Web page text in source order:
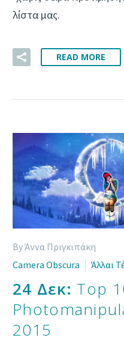
λίστα μας.
READ MORE
By Άννα Πριγκιπάκη
Camera Obscura
Άλλαι
24 Δεκ: Top
2015